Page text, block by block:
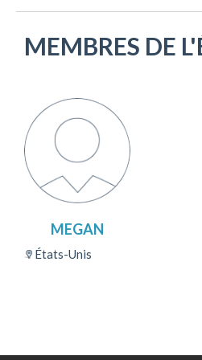
MEMBRES DE
MEGAN
États-Unis